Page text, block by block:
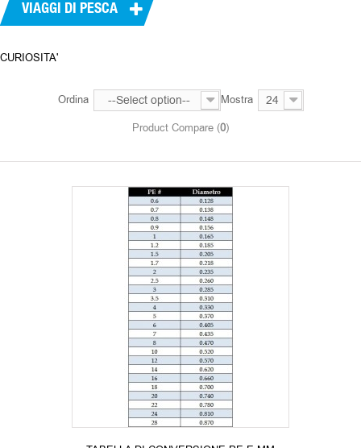
VIAGGI DI PESCA
CURIOSITA'
Ordina --Select option--
Product Compare (0)
Mostra 24